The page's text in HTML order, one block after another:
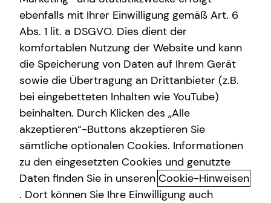
julian.ziechaus@tecis.de
Untertorstraße 13
35410 Hungen
+49 (177) 3653286
Geschäftszeiten
ebenfalls mit Ihrer Einwilligung gemäß Art. 6
Abs. 1 lit. a DSGVO. Dies dient der
komfortablen Nutzung der Website und kann
die Speicherung von Daten auf Ihrem Gerät
sowie die Übertragung an Drittanbieter (z.B.
bei eingebetteten Inhalten wie YouTube)
beinhalten. Durch Klicken des „Alle
akzeptieren“-Buttons akzeptieren Sie
sämtliche optionalen Cookies. Informationen
zu den eingesetzten Cookies und genutzte
Daten finden Sie in unseren Cookie-Hinweisen
. Dort können Sie Ihre Einwilligung auch